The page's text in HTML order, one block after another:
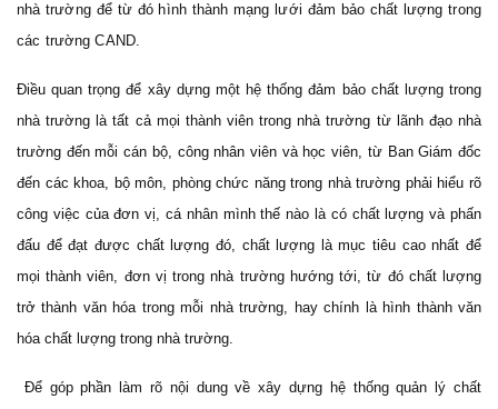
nhà trường để từ đó hình thành mạng lưới đảm bảo chất lượng trong
các trường CAND.
Điều quan trọng để xây dựng một hệ thống đảm bảo chất lượng trong
nhà trường là tất cả mọi thành viên trong nhà trường từ lãnh đạo nhà
trường đến mỗi cán bộ, công nhân viên và học viên, từ Ban Giám đốc
đến các khoa, bộ môn, phòng chức năng trong nhà trường phải hiểu rõ
công việc của đơn vị, cá nhân mình thế nào là có chất lượng và phấn
đấu để đạt được chất lượng đó, chất lượng là mục tiêu cao nhất để
mọi thành viên, đơn vị trong nhà trường hướng tới, từ đó chất lượng
trở thành văn hóa trong mỗi nhà trường, hay chính là hình thành văn
hóa chất lượng trong nhà trường.
Để góp phần làm rõ nội dung về xây dựng hệ thống quản lý chất